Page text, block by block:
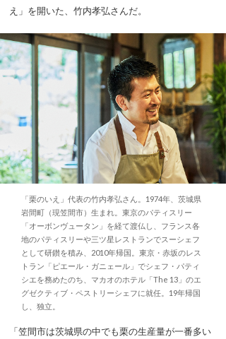
え」を開いた、竹内孝弘さんだ。
「栗のいえ」代表の竹内孝弘さん。1974年、茨城県
岩間町（現笠間市）生まれ。東京のパティスリー
「オーボンヴュータン」を経て渡仏し、フランス各
地のパティスリーや三ツ星レストランでスーシェフ
として研鑚を積み、2010年帰国。東京・赤坂のレス
トラン「ピエール・ガニェール」でシェフ・パティ
シエを務めたのち、マカオのホテル「The 13」のエ
グゼクティブ・ペストリーシェフに就任。19年帰国
し、独立。
「笠間市は茨城県の中でも栗の生産量が一番多い